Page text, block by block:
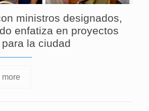
ministros designados,
enfatiza en proyectos
la ciudad
more